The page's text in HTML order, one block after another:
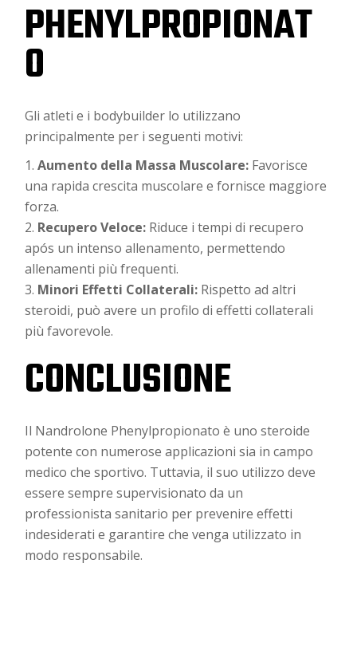
PHENYLPROPIONAT
O
Gli atleti e i bodybuilder lo utilizzano
principalmente per i seguenti motivi:
Aumento della Massa Muscolare: Favorisce
una rapida crescita muscolare e fornisce maggiore
forza.
Recupero Veloce: Riduce i tempi di recupero
após un intenso allenamento, permettendo
allenamenti più frequenti.
Minori Effetti Collaterali: Rispetto ad altri
steroidi, può avere un profilo di effetti collaterali
più favorevole.
CONCLUSIONE
Il Nandrolone Phenylpropionato è uno steroide
potente con numerose applicazioni sia in campo
medico che sportivo. Tuttavia, il suo utilizzo deve
essere sempre supervisionato da un
professionista sanitario per prevenire effetti
indesiderati e garantire che venga utilizzato in
modo responsabile.